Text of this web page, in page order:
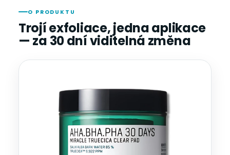
O PRODUKTU
Trojí exfoliace, jedna aplikace
— za 30 dní viditelná změna